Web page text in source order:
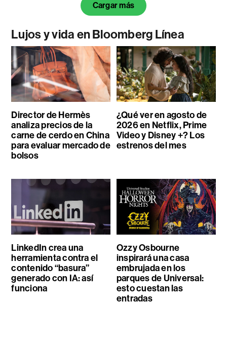
Cargar más
Lujos y vida en Bloomberg Línea
Director de Hermès
analiza precios de la
carne de cerdo en China
para evaluar mercado de
bolsos
¿Qué ver en agosto de
2026 en Netflix, Prime
Video y Disney +? Los
estrenos del mes
LinkedIn crea una
herramienta contra el
contenido “basura”
generado con IA: así
funciona
Ozzy Osbourne
inspirará una casa
embrujada en los
parques de Universal:
esto cuestan las
entradas